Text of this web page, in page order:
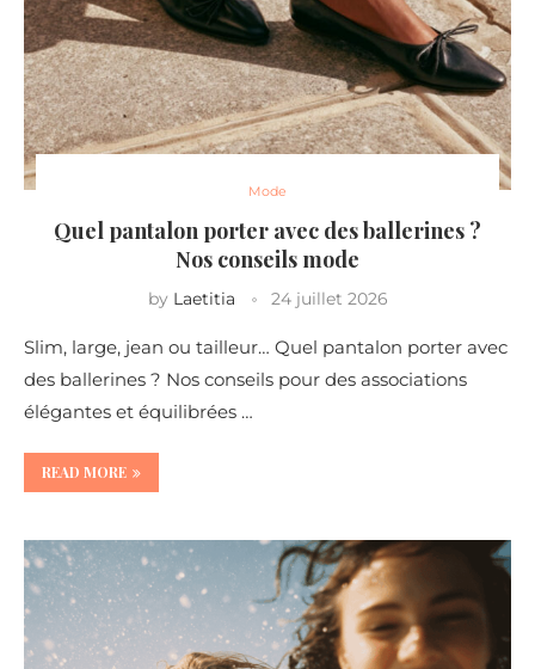
Mode
Quel pantalon porter avec des ballerines ?
Nos conseils mode
by Laetitia 24 juillet 2026
Slim, large, jean ou tailleur… Quel pantalon porter avec
des ballerines ? Nos conseils pour des associations
élégantes et équilibrées …
READ MORE